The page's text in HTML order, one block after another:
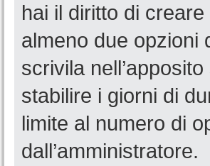
hai il diritto di
almeno due opzioni
scrivila
stabilire i giorni di
limite al numero di
dall’amministratore.